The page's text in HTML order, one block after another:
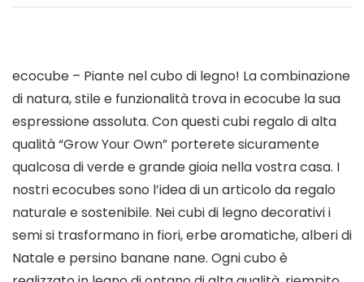
ecocube – Piante nel cubo di legno! La combinazione
di natura, stile e funzionalità trova in ecocube la sua
espressione assoluta. Con questi cubi regalo di alta
qualità “Grow Your Own” porterete sicuramente
qualcosa di verde e grande gioia nella vostra casa. I
nostri ecocubes sono l’idea di un articolo da regalo
naturale e sostenibile. Nei cubi di legno decorativi i
semi si trasformano in fiori, erbe aromatiche, alberi di
Natale e persino banane nane. Ogni cubo è